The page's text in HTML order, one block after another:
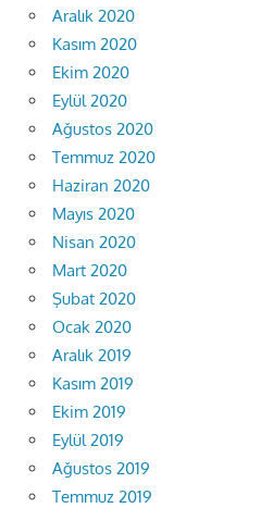
Aralık 2020
Kasım 2020
Ekim 2020
Eylül 2020
Ağustos 2020
Temmuz 2020
Haziran 2020
Mayıs 2020
Nisan 2020
Mart 2020
Şubat 2020
Ocak 2020
Aralık 2019
Kasım 2019
Ekim 2019
Eylül 2019
Ağustos 2019
Temmuz 2019